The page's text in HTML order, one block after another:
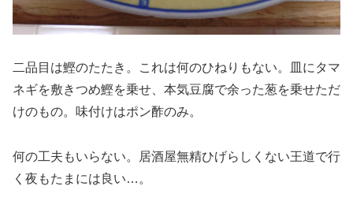
二品目は鰹のたたき。これは何のひねりもない。皿にタマ
ネギを敷きつめ鰹を乗せ、本気豆腐で余った葱を乗せただ
けのもの。味付けはポン酢のみ。
何の工夫もいらない。居酒屋無精ひげらしくない王道で行
く夜もたまには良い…。